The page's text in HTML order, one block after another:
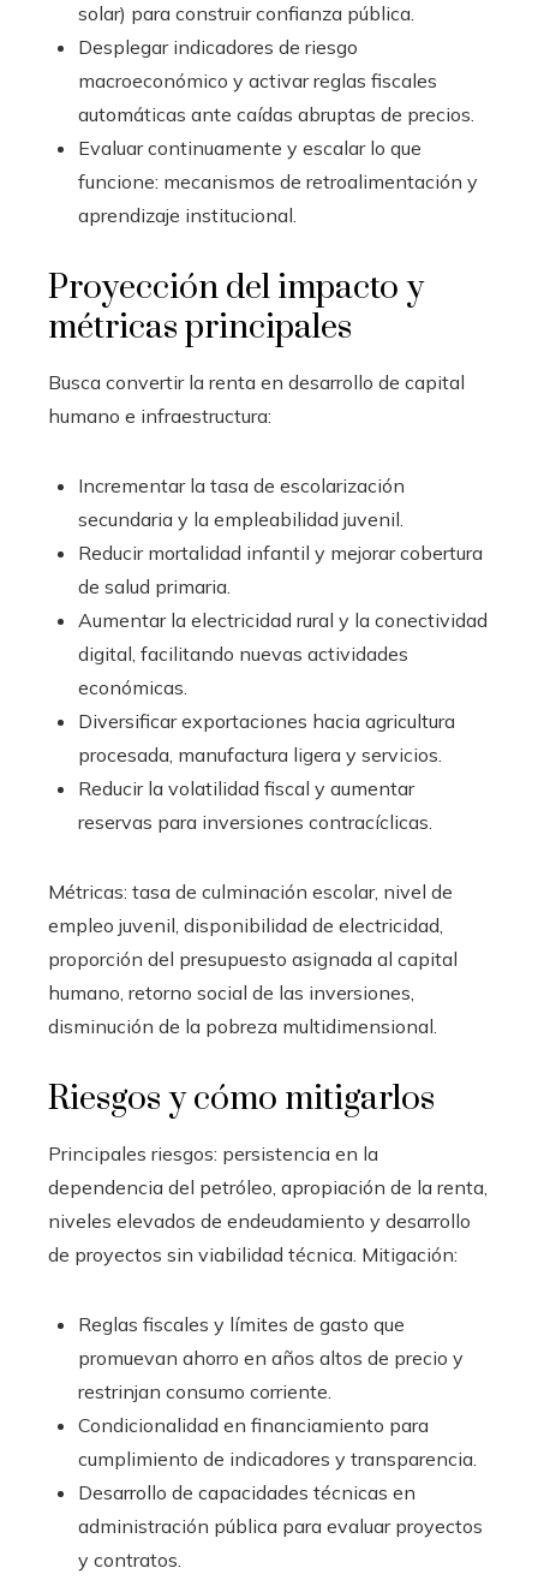
solar) para construir confianza pública.
Desplegar indicadores de riesgo
macroeconómico y activar reglas fiscales
automáticas ante caídas abruptas de precios.
Evaluar continuamente y escalar lo que
funcione: mecanismos de retroalimentación y
aprendizaje institucional.
Proyección del impacto y
métricas principales
Busca convertir la renta en desarrollo de capital
humano e infraestructura:
Incrementar la tasa de escolarización
secundaria y la empleabilidad juvenil.
Reducir mortalidad infantil y mejorar cobertura
de salud primaria.
Aumentar la electricidad rural y la conectividad
digital, facilitando nuevas actividades
económicas.
Diversificar exportaciones hacia agricultura
procesada, manufactura ligera y servicios.
Reducir la volatilidad fiscal y aumentar
reservas para inversiones contracíclicas.
Métricas: tasa de culminación escolar, nivel de
empleo juvenil, disponibilidad de electricidad,
proporción del presupuesto asignada al capital
humano, retorno social de las inversiones,
disminución de la pobreza multidimensional.
Riesgos y cómo mitigarlos
Principales riesgos: persistencia en la
dependencia del petróleo, apropiación de la renta,
niveles elevados de endeudamiento y desarrollo
de proyectos sin viabilidad técnica. Mitigación:
Reglas fiscales y límites de gasto que
promuevan ahorro en años altos de precio y
restrinjan consumo corriente.
Condicionalidad en financiamiento para
cumplimiento de indicadores y transparencia.
Desarrollo de capacidades técnicas en
administración pública para evaluar proyectos
y contratos.